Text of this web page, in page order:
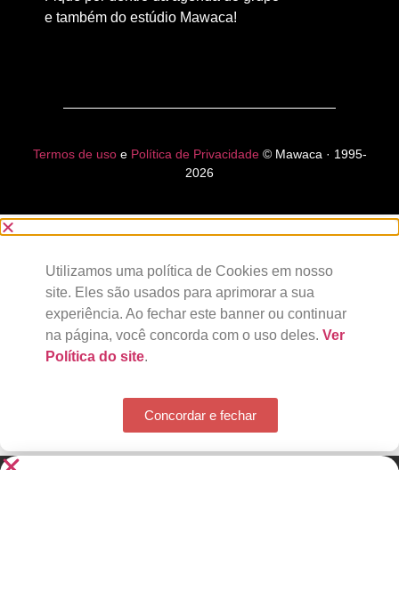
e também do estúdio Mawaca!
Utilizamos uma política de Cookies em nosso
site. Eles são usados para aprimorar a sua
experiência. Ao fechar este banner ou continuar
na página, você concorda com o uso deles. Ver
Política do site
Concordar e fechar